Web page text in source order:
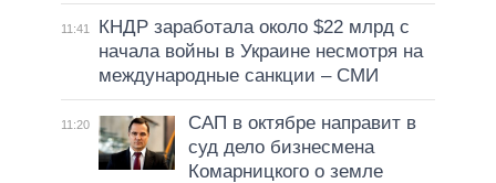
11:41
КНДР заработала около $22 млрд с
начала войны в Украине несмотря на
международные санкции – СМИ
11:20
САП в октябре направит в
суд дело бизнесмена
Комарницкого о земле